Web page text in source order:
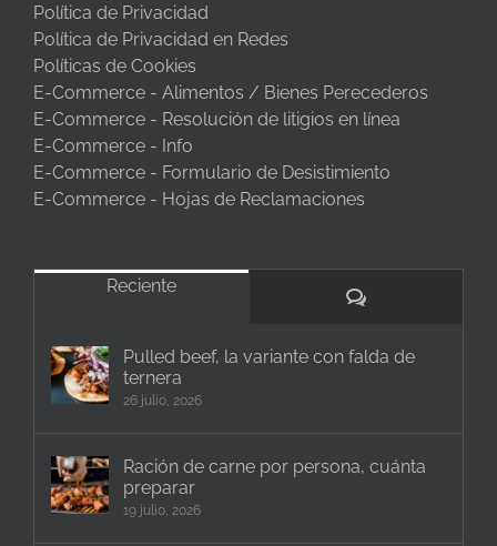
Política de Privacidad
Política de Privacidad en Redes
Políticas de Cookies
E-Commerce - Alimentos / Bienes Perecederos
E-Commerce - Resolución de litigios en línea
E-Commerce - Info
E-Commerce - Formulario de Desistimiento
E-Commerce - Hojas de Reclamaciones
Reciente
Comentarios
Pulled beef, la variante con falda de
ternera
26 julio, 2026
Ración de carne por persona, cuánta
preparar
19 julio, 2026